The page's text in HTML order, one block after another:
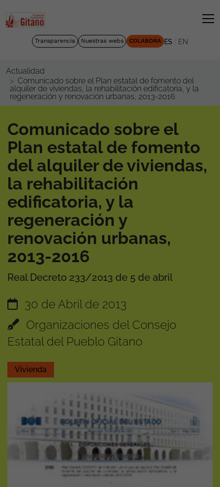
Transparencia Nuestras webs COLABORA ES EN
Actualidad
Comunicado sobre el Plan estatal de fomento del
alquiler de viviendas, la rehabilitación edificatoria, y la
regeneración y renovación urbanas, 2013-2016
Comunicado sobre el
Plan estatal de fomento
del alquiler de viviendas,
la rehabilitación
edificatoria, y la
regeneración y
renovación urbanas,
2013-2016
Real Decreto 233/2013 de 5 de abril
30 de Abril de 2013
Organizaciones del Consejo
Estatal del Pueblo Gitano
Vivienda